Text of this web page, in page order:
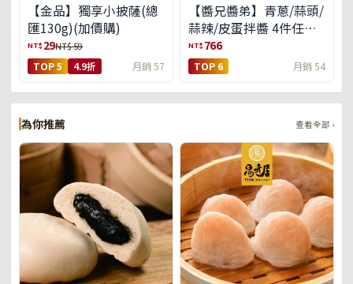
【金品】獨享小披薩(總
匯130g)(加價購)
NT$ 29NT$ 59
TOP 5 4.9折 月銷 57
【醬兄醬弟】青蔥/蒜頭/
蒜辣/皮蛋拌醬 4件任選
(免運組)
NT$ 766
TOP 6 月銷 54
為你推薦 查看全部 ›